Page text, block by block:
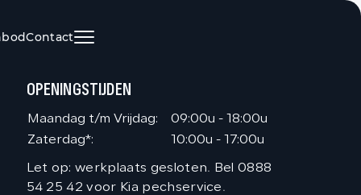
Contact
HOME
AANBOD
DIENSTEN
OPENINGSTIJDEN
Maandag t/m Vrijdag:
09:00u - 18:00u
Zaterdag*:
10:00u - 17:00u
Let op: werkplaats gesloten. Bel 0888
54 25 42 voor Kia pechservice.